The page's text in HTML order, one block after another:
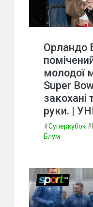
Орландо
молодої
Super
закохані
руки. |
#Суперкубок #
Блум